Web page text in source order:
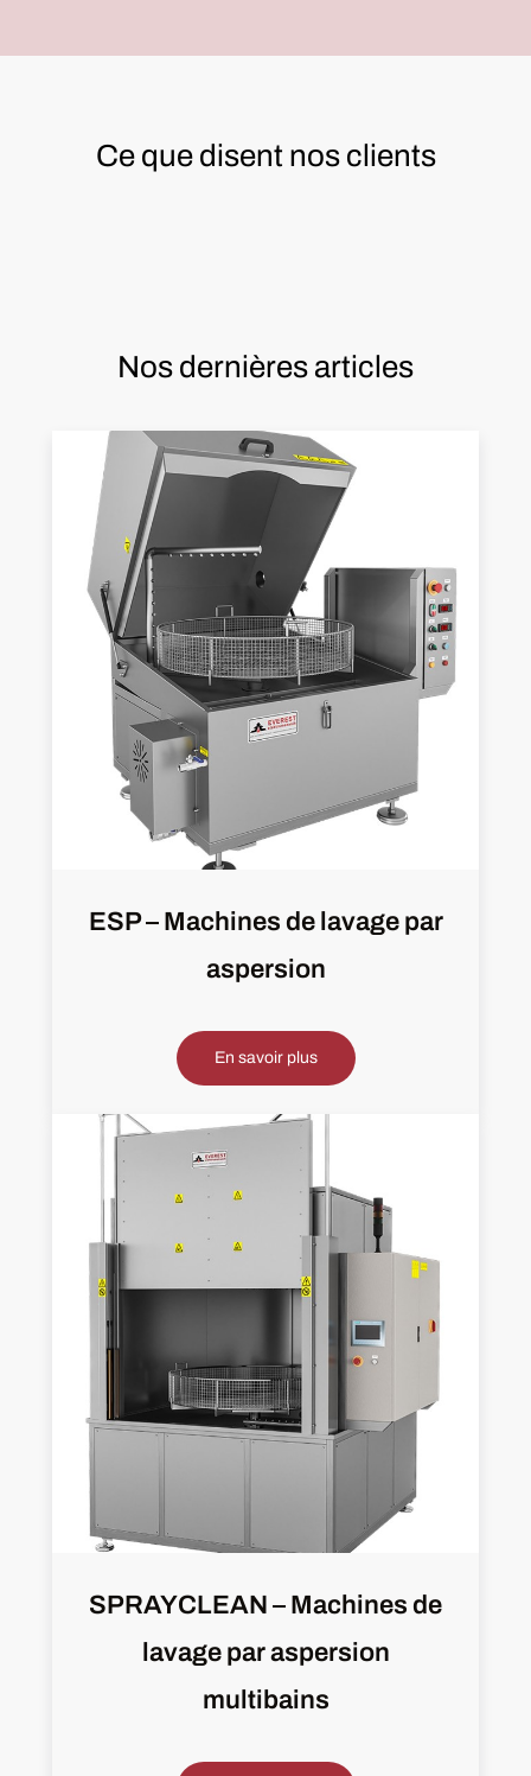
Ce que disent nos clients
Nos dernières articles
ESP – Machines de lavage par
aspersion
En savoir plus
SPRAYCLEAN – Machines de
lavage par aspersion
multibains